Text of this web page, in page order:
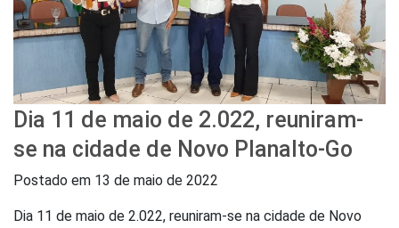
Dia 11 de maio de 2.022, reuniram-
se na cidade de Novo Planalto-Go
Postado em 13 de maio de 2022
Dia 11 de maio de 2.022, reuniram-se na cidade de Novo